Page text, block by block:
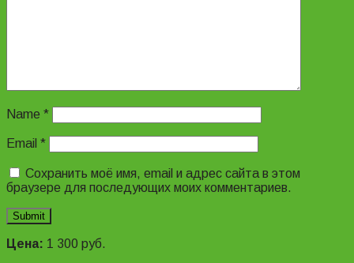
Name *
Email *
Сохранить моё имя, email и адрес сайта в этом
браузере для последующих моих комментариев.
Цена: 1 300 руб.